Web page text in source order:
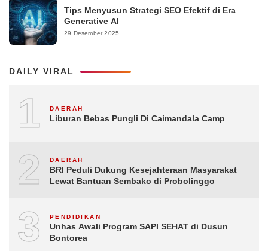
Tips Menyusun Strategi SEO Efektif di Era
Generative AI
29 Desember 2025
DAILY VIRAL
1 DAERAH
Liburan Bebas Pungli Di Caimandala Camp
2 DAERAH
BRI Peduli Dukung Kesejahteraan Masyarakat
Lewat Bantuan Sembako di Probolinggo
3 PENDIDIKAN
Unhas Awali Program SAPI SEHAT di Dusun
Bontorea